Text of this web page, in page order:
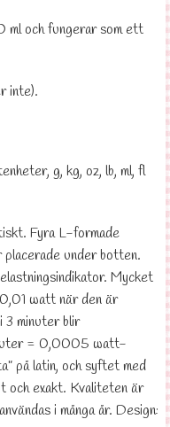
ml och fungerar som ett
inte).
g, kg, oz, lb, ml, fl
Fyra L-formade
placerade under botten.
Mycket
watt när den är
3 minuter blir
= 0,0005 watt-
på latin, och syftet med
och exakt. Kvaliteten är
i många år. Design: